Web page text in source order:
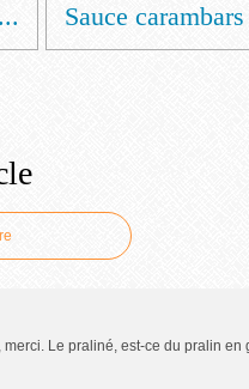
Sauce
merci. Le praliné, est-ce du pralin